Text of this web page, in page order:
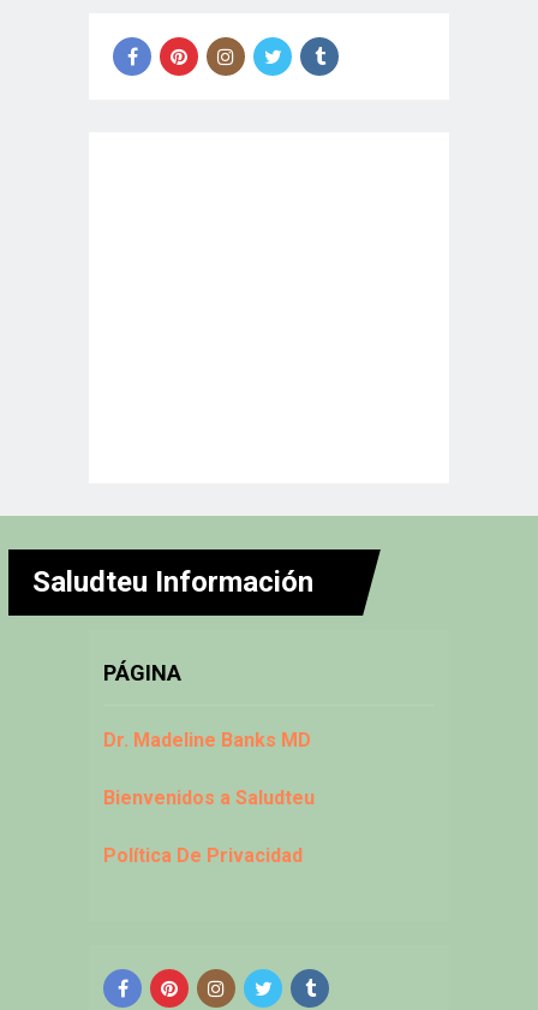
Saludteu Información
PÁGINA
Dr. Madeline Banks MD
Bienvenidos a Saludteu
Política De Privacidad